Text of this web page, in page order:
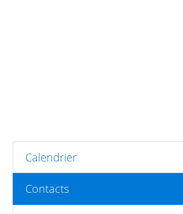
Calendrier
Contacts